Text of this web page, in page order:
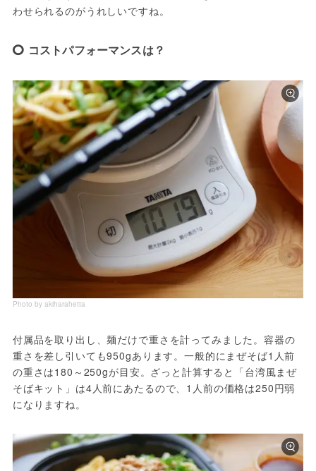
わせられるのがうれしいですね。
コストパフォーマンスは？
Photo by akiharahetta
付属品を取り出し、麺だけで重さを計ってみました。容器の
重さを差し引いても950gあります。一般的にまぜそば1人前
の重さは180～250gが目安。ざっと計算すると「台湾風まぜ
そばキット」は4人前にあたるので、1人前の価格は250円弱
になりますね。